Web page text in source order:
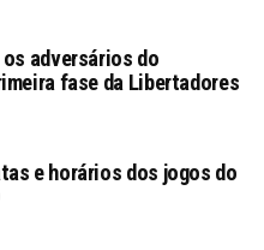
adversários do
fase da Libertadores
e horários dos jogos do